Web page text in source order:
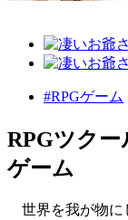
#RPGゲーム
RPGツクー
ゲーム
世界を我が物に